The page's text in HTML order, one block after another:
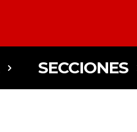
SECCIONES